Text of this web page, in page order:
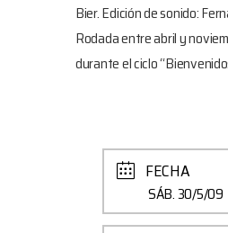
Bier. Edición de sonido:
Rodada entre abril y
durante el ciclo
FECHA
SÁB. 30/5/09